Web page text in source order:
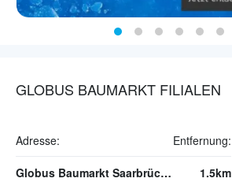
GLOBUS BAUMARKT FILIALEN
Adresse: Entfernung:
Globus Baumarkt Saarbrücken 1.5km